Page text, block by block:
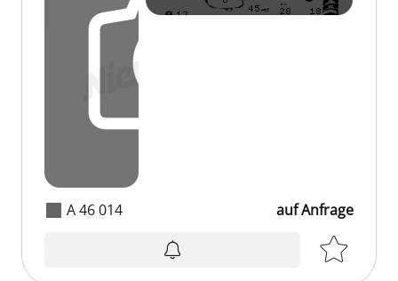
A 46 014 auf Anfrage